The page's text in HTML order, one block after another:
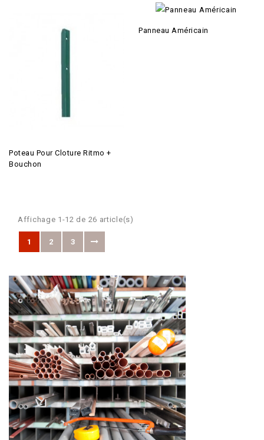
Poteau Pour Cloture Ritmo +
Bouchon
Panneau Américain
Affichage 1-12 de 26 article(s)
1 2 3